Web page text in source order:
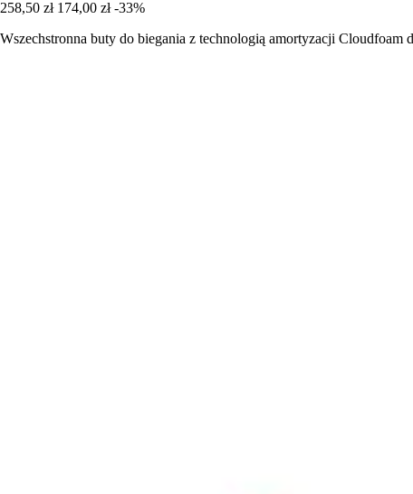
258,50 zł 174,00 zł -33%
Wszechstronna buty do biegania z technologią amortyzacji Cloudfoam